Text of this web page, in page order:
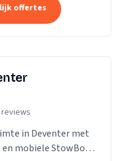
offertes
reviews
in Deventer met
mobiele StowBox